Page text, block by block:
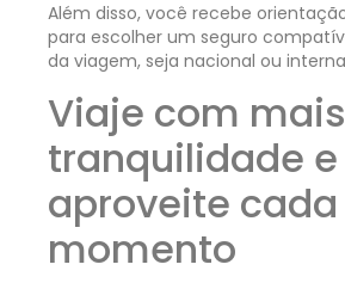
Além disso, você recebe
para escolher um seguro
da viagem, seja nacional ou
Viaje com mais
tranquilidade e
aproveite cada
momento